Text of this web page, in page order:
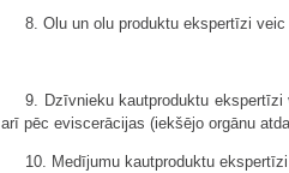
8. Olu un olu produktu ekspertīzi
9. Dzīvnieku kautproduktu
arī pēc eviscerācijas (iekšējo orgānu
10. Medījumu kautproduktu